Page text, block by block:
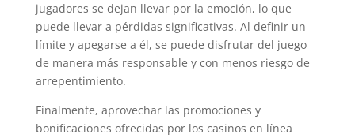
jugadores se dejan llevar por la emoción, lo que
puede llevar a pérdidas significativas. Al definir un
límite y apegarse a él, se puede disfrutar del juego
de manera más responsable y con menos riesgo de
arrepentimiento.
Finalmente, aprovechar las promociones y
bonificaciones ofrecidas por los casinos en línea